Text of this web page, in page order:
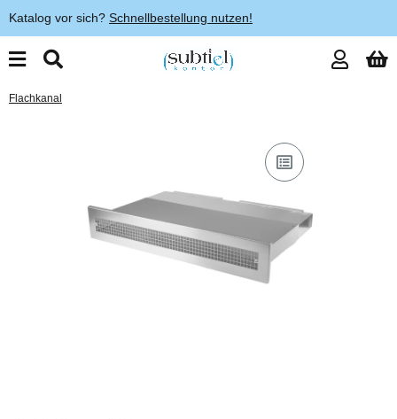
Katalog vor sich? Schnellbestellung nutzen!
Flachkanal